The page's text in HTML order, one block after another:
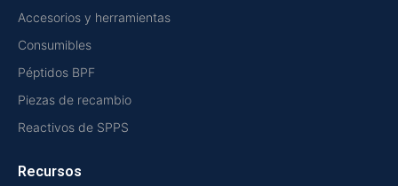
Accesorios y herramientas
Consumibles
Péptidos BPF
Piezas de recambio
Reactivos de SPPS
Recursos